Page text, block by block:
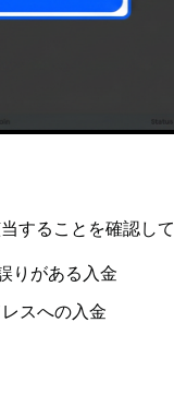
することを確認し
りがある入金
スへの入金